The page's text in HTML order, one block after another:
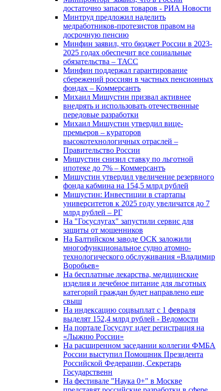
достаточно запасов товаров - РИА Новости
Минтруд предложил наделить
медработников-протезистов правом на
досрочную пенсию
Минфин заявил, что бюджет России в 2023-
2025 годах обеспечит все социальные
обязательства – ТАСС
Минфин поддержал гарантирование
сбережений россиян в частных пенсионных
фондах – Коммерсантъ
Михаил Мишустин призвал активнее
внедрять и использовать отечественные
передовые разработки
Михаил Мишустин утвердил вице-
премьеров – кураторов
высокотехнологичных отраслей –
Правительство России
Мишустин снизил ставку по льготной
ипотеке до 7% – Коммерсантъ
Мишустин утвердил увеличение резервного
фонда кабмина на 154,5 млрд рублей
Мишустин: Инвестиции в стартапы
университетов к 2025 году увеличатся до 7
млрд рублей – РГ
На "Госуслугах" запустили сервис для
защиты от мошенников
На Балтийском заводе ОСК заложили
многофункциональное судно атомно-
технологического обслуживания «Владимир
Воробьев»
На бесплатные лекарства, медицинские
изделия и лечебное питание для льготных
категорий граждан будет направлено еще
свыш
На индексацию соцвыплат с 1 февраля
выделят 152,4 млрд рублей - Ведомости
На портале Госуслуг идет регистрация на
«Лыжню России»
На расширенном заседании коллегии ФМБА
России выступил Помощник Президента
Российской Федерации, Секретарь
Государственн
На фестивале "Наука 0+" в Москве